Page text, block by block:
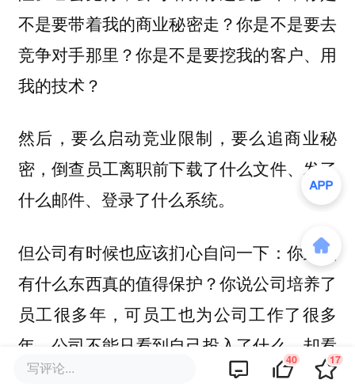
不是要带着我的商业秘密走？你是不是要去
竞争对手那里？你是不是要挖我的客户、用
我的技术？
然后，要么启动竞业限制，要么追商业秘
密，倒查员工离职前下载了什么文件、发了
什么邮件、登录了什么系统。
但公司有时候也应该扪心自问一下：你到底
有什么东西真的值得保护？你说公司培养了
员工很多年，可员工也为公司工作了很多
年。公司不能只看到自己投入了什么，却看
不到员工已经交付了什么。如果双方始终是
写评论... 40 17